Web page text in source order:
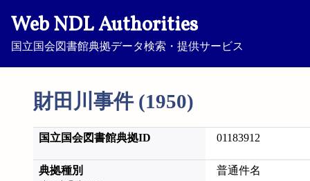
Web NDL Authorities
国立国会図書館典拠データ検索・提供サービス
財田川事件 (1950)
国立国会図書館典拠ID 01183912
典拠種別 普通件名